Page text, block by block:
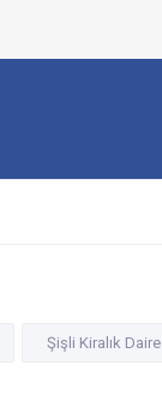
Şişli Kiralık Daire